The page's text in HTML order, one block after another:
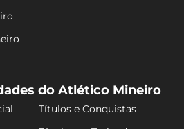
do Atlético Mineiro
Títulos e Conquistas